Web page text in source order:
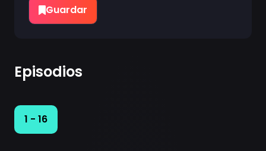
Guardar
Episodios
1 - 16